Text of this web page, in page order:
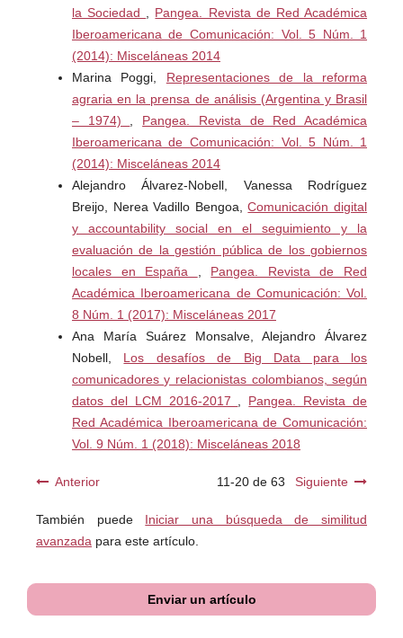
la Sociedad
Pangea. Revista de Red Académica
Iberoamericana de Comunicación: Vol. 5 Núm. 1
(2014): Misceláneas 2014
Marina Poggi, Representaciones de la reforma
agraria en la prensa de análisis (Argentina y Brasil
– 1974)
Pangea. Revista de Red Académica
Iberoamericana de Comunicación: Vol. 5 Núm. 1
(2014): Misceláneas 2014
Alejandro Álvarez-Nobell, Vanessa Rodríguez
Breijo, Nerea Vadillo Bengoa,Comunicación digital
y accountability social en el seguimiento y la
evaluación de la gestión pública de los gobiernos
locales en España
Pangea. Revista de Red
Académica Iberoamericana de Comunicación: Vol.
8 Núm. 1 (2017): Misceláneas 2017
Ana María Suárez Monsalve, Alejandro Álvarez
Nobell, Los desafíos de Big Data para los
comunicadores y relacionistas colombianos, según
datos del LCM 2016-2017
Pangea. Revista de
Red Académica Iberoamericana de Comunicación:
Vol. 9 Núm. 1 (2018): Misceláneas 2018
Anterior 11-20 de 63 Siguiente
También puede Iniciar una búsqueda de similitud
avanzadapara este artículo.
Enviar un artículo